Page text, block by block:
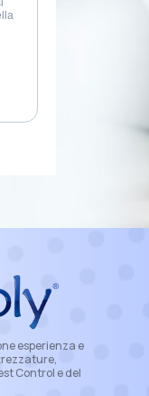
esperienza e
Control e del